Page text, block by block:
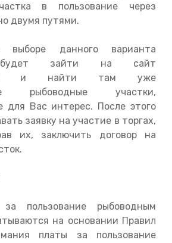
в пользование через
двумя путями.
выборе данного варианта
будет зайти на сайт
и найти там уже
рыбоводные участки,
для Вас интерес. После этого
заявку на участие в торгах,
их, заключить договор на
пользование рыбоводным
на основании Правил
платы за пользование